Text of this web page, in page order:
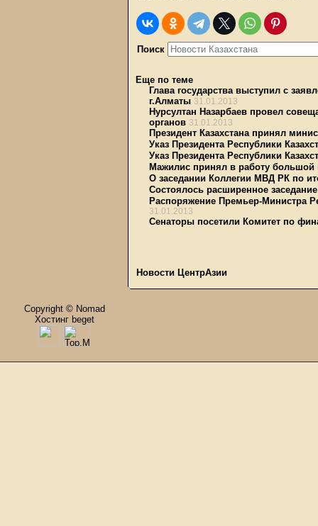
Поиск
Еще по теме
Глава государства выступил с
г.Алматы 31.01.2013
Нурсултан Назарбаев провел
органов 31.01.2013
Президент Казахстана принял
Указ Президента Республики
Указ Президента Республики
Мажилис принял в работу большой
О заседании Коллегии МВД РК по
Состоялось расширенное
Распоряжение Премьер-Министра
31.01.2013
Сенаторы посетили Комитет по
Новости ЦентрАзии
Copyright © Nomad
Хостинг beget